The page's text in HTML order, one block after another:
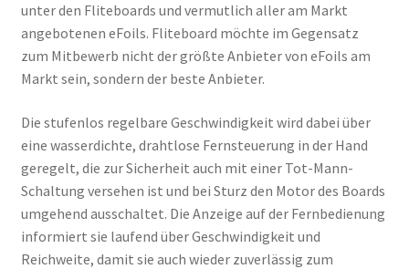
unter den Fliteboards und vermutlich aller am Markt
angebotenen eFoils. Fliteboard möchte im Gegensatz
zum Mitbewerb nicht der größte Anbieter von eFoils am
Markt sein, sondern der beste Anbieter.
Die stufenlos regelbare Geschwindigkeit wird dabei über
eine wasserdichte, drahtlose Fernsteuerung in der Hand
geregelt, die zur Sicherheit auch mit einer Tot-Mann-
Schaltung versehen ist und bei Sturz den Motor des Boards
umgehend ausschaltet. Die Anzeige auf der Fernbedienung
informiert sie laufend über Geschwindigkeit und
Reichweite, damit sie auch wieder zuverlässig zum